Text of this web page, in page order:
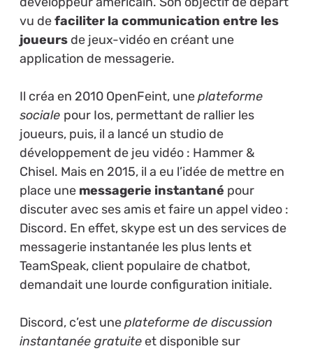
vu defaciliter la communication entre les
joueursde jeux-vidéo en créant une
application de messagerie.
Il créa en 2010 OpenFeint, uneplateforme
sociale pour Ios, permettant de rallier les
joueurs, puis, il a lancé un studio de
développement de jeu vidéo : Hammer &
Chisel. Mais en 2015, il a eu l’idée de mettre en
place une messagerie instantané pour
discuter avec ses amis et faire un appel video :
Discord. En effet, skype est un des services de
messagerie instantanée les plus lents et
TeamSpeak, client populaire de chatbot,
demandait une lourde configuration initiale.
Discord, c’est uneplateforme de discussion
instantanée gratuiteet disponible sur